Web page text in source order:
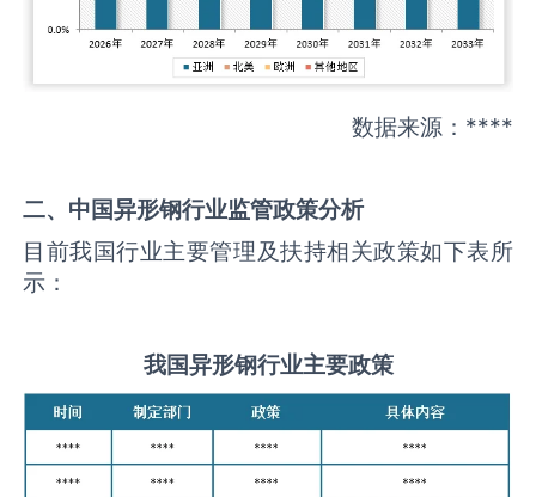
数据来源：****
二、中国异形钢行业监管政策分析
目前我国行业主要管理及扶持相关政策如下表所
示：
我国异形钢行业主要政策